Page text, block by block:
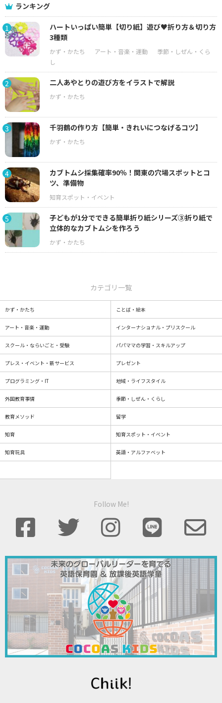
ランキング
1
ハートいっぱい簡単【切り紙】遊び♥折り方＆切り方
3種類
2 二人あやとりの遊び方をイラストで解説
3 千羽鶴の作り方【簡単・きれいにつなげるコツ】
4
カブトムシ採集確率90％！関東の穴場スポットとコ
ツ、準備物
5
子どもが1分でできる簡単折り紙シリーズ③折り紙で
立体的なカブトムシを作ろう
カテゴリ一覧
かず・かたち ことば・絵本
アート・音楽・運動 インターナショナル・プリスクール
スクール・ならいごと・受験 パパママの学習・スキルアップ
プレス・イベント・新サービス プレゼント
プログラミング・IT 地域・ライフスタイル
外国教育事情 季節・しぜん・くらし
教育メソッド 留学
知育 知育スポット・イベント
知育玩具 英語・アルファベット
Follow Me!